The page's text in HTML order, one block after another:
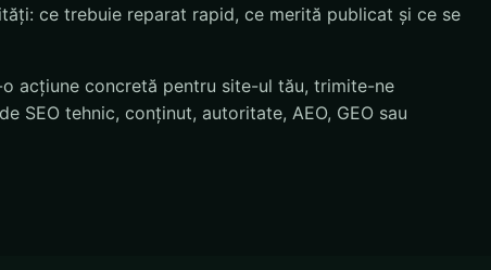
ce trebuie reparat rapid, ce merită publicat și ce se
acțiune concretă pentru site-ul tău, trimite-ne
SEO tehnic, conținut, autoritate, AEO, GEO sau